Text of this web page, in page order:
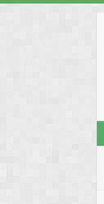
content